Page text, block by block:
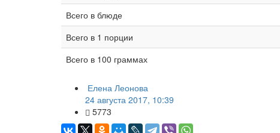
Всего в блюде
Всего в 1 порции
Всего в 100 граммах
Елена Леонова
24 августа 2017, 10:39
5773